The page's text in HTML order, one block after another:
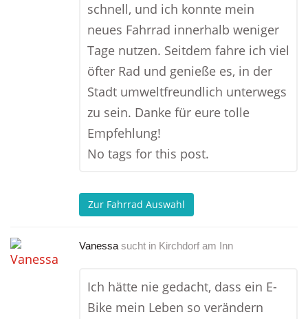
schnell, und ich konnte mein
neues Fahrrad innerhalb weniger
Tage nutzen. Seitdem fahre ich viel
öfter Rad und genieße es, in der
Stadt umweltfreundlich unterwegs
zu sein. Danke für eure tolle
Empfehlung!
No tags for this post.
Zur Fahrrad Auswahl
Vanessa sucht in Kirchdorf am Inn
Ich hätte nie gedacht, dass ein E-
Bike mein Leben so verändern